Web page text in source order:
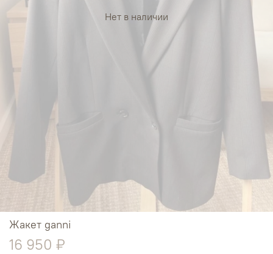
Нет в наличии
Жакет ganni
16 950 ₽